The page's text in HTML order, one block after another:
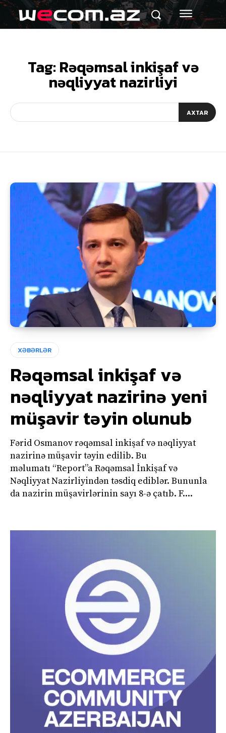
Tag: Rəqəmsal inkişaf və
nəqliyyat nazirliyi
AXTAR
XƏBƏRLƏR
Rəqəmsal inkişaf və
nəqliyyat nazirinə yeni
müşavir təyin olunub
Fərid Osmanov rəqəmsal inkişaf və nəqliyyat
nazirinə müşavir təyin edilib. Bu
məlumatı “Report”a Rəqəmsal İnkişaf və
Nəqliyyat Nazirliyindən təsdiq ediblər. Bununla
da nazirin müşavirlərinin sayı 8-ə çatıb. F....